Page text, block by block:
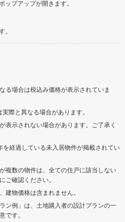
プアップが開きます。
る場合は税込み価格が表示されていま
際と異なる場合があります。
表示されない場合があります。ご了承く
を経過している未入居物件が掲載されてい
複数の物件は、全ての住戸に該当しない
ご確認ください。
建物価格は含まれません。
ン例」は、土地購入者の設計プランの一
です。